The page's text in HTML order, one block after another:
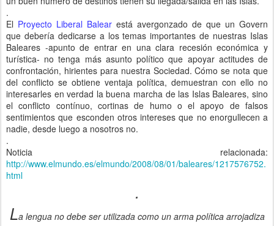
.
El Proyecto Liberal Balear está avergonzado de que un Govern
que debería dedicarse a los temas importantes de nuestras Islas
Baleares -apunto de entrar en una clara recesión económica y
turística- no tenga más asunto político que apoyar actitudes de
confrontación, hirientes para nuestra Sociedad. Cómo se nota que
del conflicto se obtiene ventaja política, demuestran con ello no
interesarles en verdad la buena marcha de las Islas Baleares, sino
el conflicto contínuo, cortinas de humo o el apoyo de falsos
sentimientos que esconden otros intereses que no enorgullecen a
nadie, desde luego a nosotros no.
.
Noticia relacionada:
http://www.elmundo.es/elmundo/2008/08/01/baleares/1217576752.
html
.
La lengua no debe ser utilizada como un arma política arrojadiza